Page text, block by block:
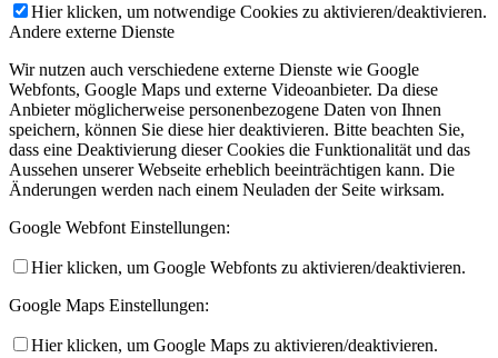
Hier klicken, um notwendige Cookies zu aktivieren/deaktivieren.
Andere externe Dienste
Wir nutzen auch verschiedene externe Dienste wie Google
Webfonts, Google Maps und externe Videoanbieter. Da diese
Anbieter möglicherweise personenbezogene Daten von Ihnen
speichern, können Sie diese hier deaktivieren. Bitte beachten Sie,
dass eine Deaktivierung dieser Cookies die Funktionalität und das
Aussehen unserer Webseite erheblich beeinträchtigen kann. Die
Änderungen werden nach einem Neuladen der Seite wirksam.
Google Webfont Einstellungen:
Hier klicken, um Google Webfonts zu aktivieren/deaktivieren.
Google Maps Einstellungen:
Hier klicken, um Google Maps zu aktivieren/deaktivieren.